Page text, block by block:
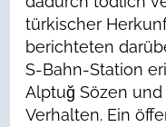
türkischer
berichteten
S-Bahn-Station
Alptuğ Sözen
Verhalten. Ein